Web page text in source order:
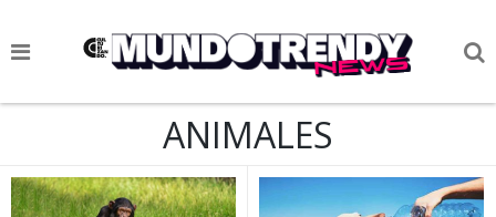
NOTICIAS
CIENCIA Y TECNOLOGÍA
ANIMALES